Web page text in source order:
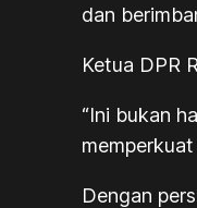
dan
Ketua DPR
“Ini bukan
Dengan